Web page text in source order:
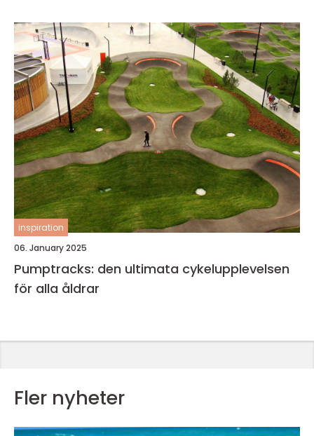
inspiration
06. January 2025
Pumptracks: den ultimata cykelupplevelsen
för alla åldrar
Fler nyheter